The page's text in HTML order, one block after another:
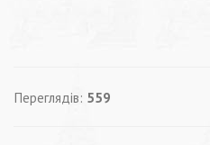
Переглядів: 559